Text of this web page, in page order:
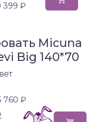
399 ₽
Micuna
Big 140*70
760 ₽